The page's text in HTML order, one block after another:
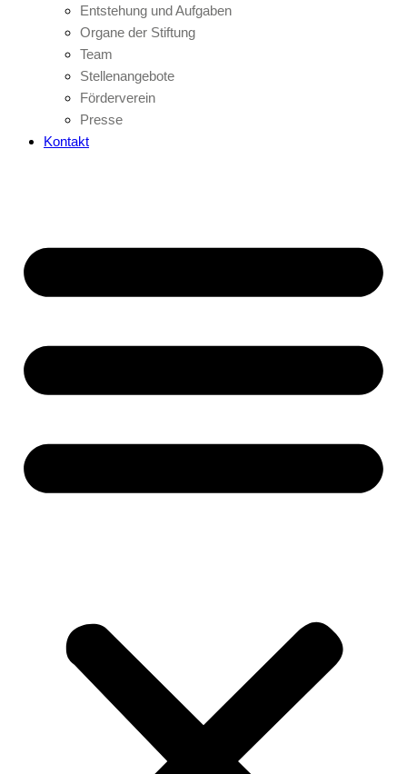
Entstehung und Aufgaben
Organe der Stiftung
Team
Stellenangebote
Förderverein
Presse
Kontakt